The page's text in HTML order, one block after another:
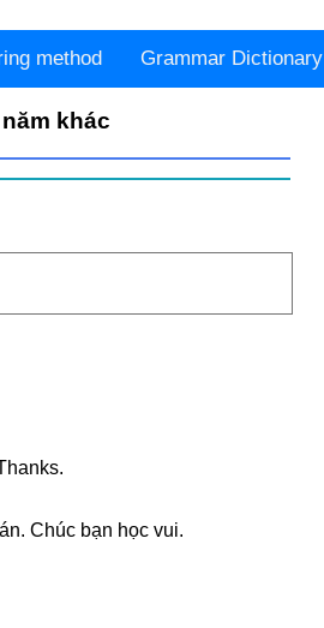
method Grammar Dictionary
khác
Chúc bạn học vui.